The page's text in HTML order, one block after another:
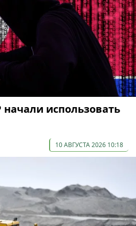
использовать
10 АВГУСТА 2026 10:18